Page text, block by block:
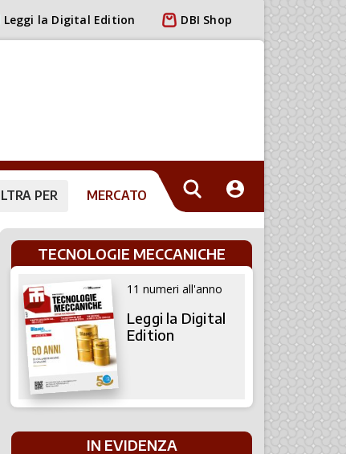
Leggi la Digital Edition DBI Shop
PER MERCATO
TECNOLOGIE MECCANICHE
11 numeri all'anno
Leggi la Digital
Edition
IN EVIDENZA